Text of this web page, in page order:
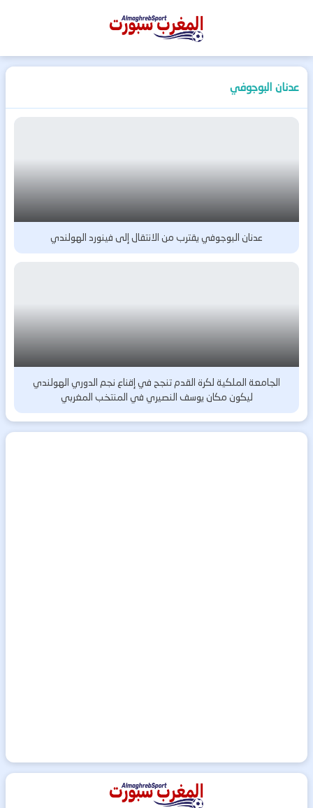
المغرب
عدنان البوجوفي
عدنان البوجوفي يقترب من الانتقال إلى فينورد الهولندي
الجامعة الملكية لكرة القدم تنجح في إقناع نجم الدوري الهولندي
ليكون مكان يوسف النصيري في المنتخب المغربي